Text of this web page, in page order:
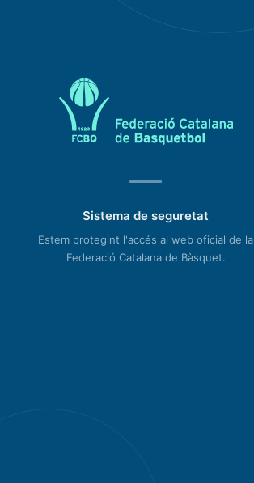
Sistema de seguretat
Estem protegint l'accés al web oficial de la
Federació Catalana de Bàsquet.